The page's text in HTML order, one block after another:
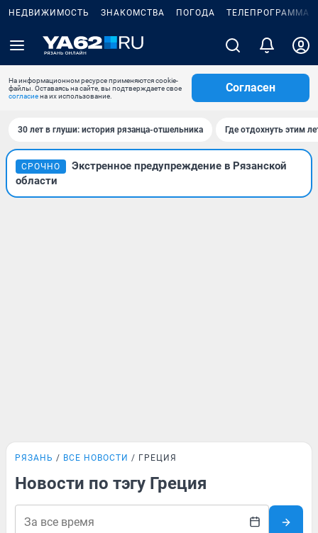
НЕДВИЖИМОСТЬ ЗНАКОМСТВА ПОГОДА ТЕЛЕПРОГРАММА
На информационном ресурсе применяются cookie-
файлы. Оставаясь на сайте, вы подтверждаете свое
согласиена их использование.
Согласен
30 лет в глуши: история рязанца-отшельника Где отдохнуть этим
СРОЧНО
Экстренное предупреждение в Рязанской
области
РЯЗАНЬ ВСЕ НОВОСТИ ГРЕЦИЯ
Новости по тэгу Греция